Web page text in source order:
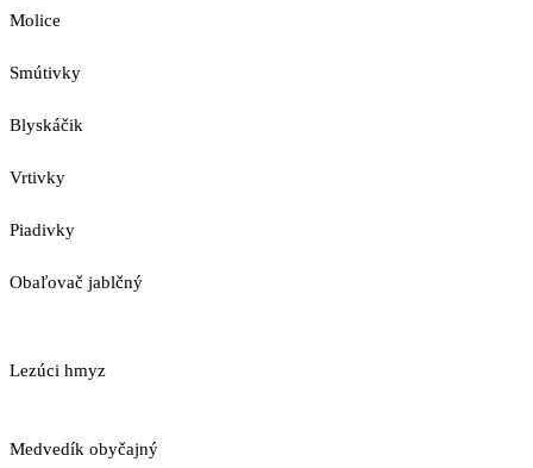
Molice
Smútivky
Blyskáčik
Vrtivky
Piadivky
Obaľovač jablčný
Lezúci hmyz
Medvedík obyčajný